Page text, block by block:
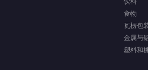
食物
瓦楞包
金属与
塑料和